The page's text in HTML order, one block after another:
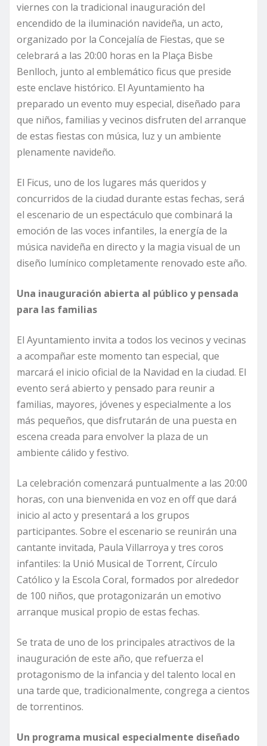
viernes con la tradicional inauguración del
encendido de la iluminación navideña, un acto,
organizado por la Concejalía de Fiestas, que se
celebrará a las 20:00 horas en la Plaça Bisbe
Benlloch, junto al emblemático ficus que preside
este enclave histórico. El Ayuntamiento ha
preparado un evento muy especial, diseñado para
que niños, familias y vecinos disfruten del arranque
de estas fiestas con música, luz y un ambiente
plenamente navideño.
El Ficus, uno de los lugares más queridos y
concurridos de la ciudad durante estas fechas, será
el escenario de un espectáculo que combinará la
emoción de las voces infantiles, la energía de la
música navideña en directo y la magia visual de un
diseño lumínico completamente renovado este año.
Una inauguración abierta al público y pensada
para las familias
El Ayuntamiento invita a todos los vecinos y vecinas
a acompañar este momento tan especial, que
marcará el inicio oficial de la Navidad en la ciudad. El
evento será abierto y pensado para reunir a
familias, mayores, jóvenes y especialmente a los
más pequeños, que disfrutarán de una puesta en
escena creada para envolver la plaza de un
ambiente cálido y festivo.
La celebración comenzará puntualmente a las 20:00
horas, con una bienvenida en voz en off que dará
inicio al acto y presentará a los grupos
participantes. Sobre el escenario se reunirán una
cantante invitada, Paula Villarroya y tres coros
infantiles: la Unió Musical de Torrent, Círculo
Católico y la Escola Coral, formados por alrededor
de 100 niños, que protagonizarán un emotivo
arranque musical propio de estas fechas.
Se trata de uno de los principales atractivos de la
inauguración de este año, que refuerza el
protagonismo de la infancia y del talento local en
una tarde que, tradicionalmente, congrega a cientos
de torrentinos.
Un programa musical especialmente diseñado